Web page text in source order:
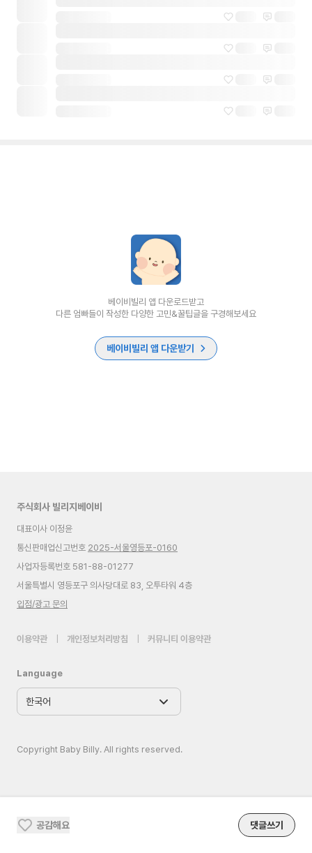
공감해요 댓글쓰기
베이비빌리 앱 다운로드받고
다른 엄빠들이 작성한 다양한 고민&꿀팁글을 구경해보세요
베이비빌리 앱 다운받기
주식회사 빌리지베이비
대표이사 이정윤
통신판매업신고번호 2025-서울영등포-0160
사업자등록번호 581-88-01277
서울특별시 영등포구 의사당대로 83, 오투타워 4층
입점/광고 문의
이용약관 개인정보처리방침 커뮤니티 이용약관
Language
Copyright Baby Billy. All rights reserved.